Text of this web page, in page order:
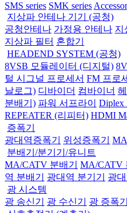
SMS series SMK series
지상파 안테나 기기 (공청)
공청안테나 가정용 안테나 지
지상파 필터 혼합기
HEADEND SYSTEM (공청)
8VSB 모듈레이터 (디지털)
털 시그널 프로세서 FM 프로
날로그) 디바이더 컴바이너
분배기) 파워 서프라이 Diplex
REPEATER (리피터) HDMI
증폭기
광대역증폭기
위성증폭기
분배기/분기기/유니트
MA/CATV 분배기
MA/CATV
역 분배기
광대역 분기기
광
광 시스템
광 송신기
광 수신기 광 증폭기